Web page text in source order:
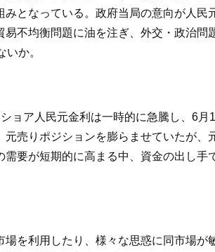
となっている。政府当局の意向が人民
不均衡問題に油を注ぎ、外交・政治
か。
ョア人民元金利は一時的に急騰し、6
売りポジションを膨らませていたが
要が短期的に高まる中、資金の出し
を利用したり、様々な思惑に同市場が